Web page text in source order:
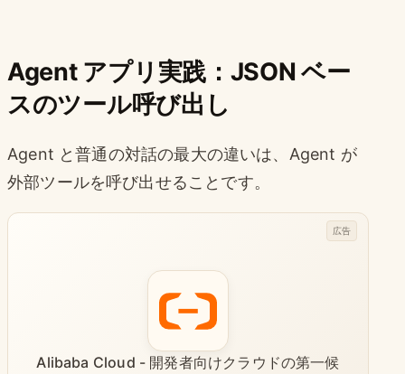
Agent アプリ実践：JSON ベー
スのツール呼び出し
Agent と普通の対話の最大の違いは、Agent が
外部ツールを呼び出せることです。
Alibaba Cloud - 開発者向けクラウドの第一候
広告